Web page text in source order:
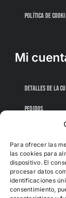
Para ofrecer las
las cookies para
dispositivo. El
procesar datos
identificaciones
consentimiento,
POLÍTICA DE
Mi
DETALLES DE LA
PEDIDOS
CONTRASEÑA